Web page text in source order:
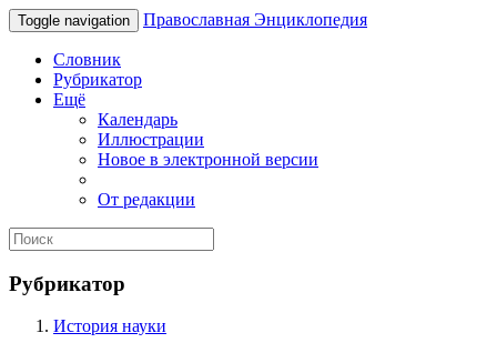
Toggle navigation Православная Энциклопедия
Словник
Рубрикатор
Ещё
Календарь
Иллюстрации
Новое в электронной версии
От редакции
Рубрикатор
История науки